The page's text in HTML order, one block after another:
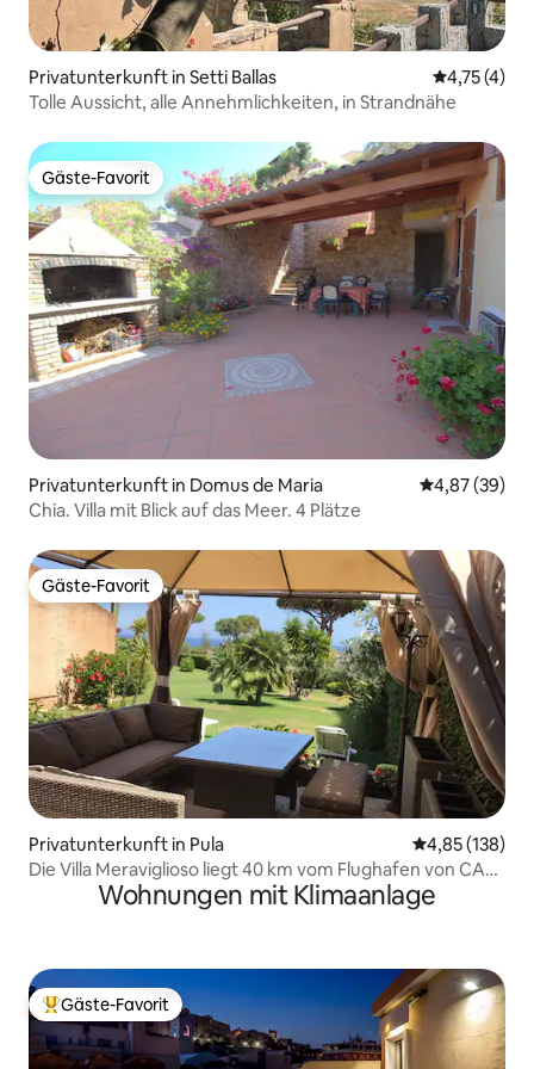
Privatunterkunft in Setti Ballas
4,75 (4)
Tolle Aussicht, alle Annehmlichkeiten, in Strandnähe
Gäste-Favorit
Gäste-Favorit
Privatunterkunft in Domus de Maria
4,87 (39)
Chia. Villa mit Blick auf das Meer. 4 Plätze
Gäste-Favorit
Gäste-Favorit
Privatunterkunft in Pula
4,85 (138)
Die Villa Meraviglioso liegt 40 km vom Flughafen von CA
entfernt.Wohnungen mit Klimaanlage
Beliebter Gäste-Favorit.
Gäste-Favorit